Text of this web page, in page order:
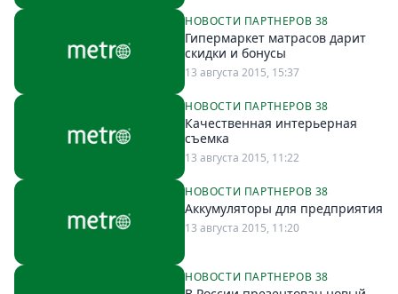
НОВОСТИ ПАРТНЕРОВ 38
Гипермаркет матрасов дарит
скидки и бонусы
13 августа 2015, 15:37
НОВОСТИ ПАРТНЕРОВ 38
Качественная интерьерная
съемка
13 августа 2015, 11:22
НОВОСТИ ПАРТНЕРОВ 38
Аккумуляторы для предприятия
13 августа 2015, 11:20
НОВОСТИ ПАРТНЕРОВ 38